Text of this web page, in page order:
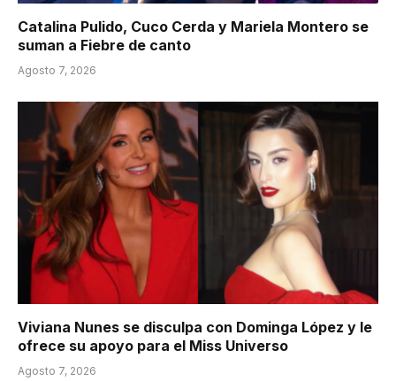
Catalina Pulido, Cuco Cerda y Mariela Montero se
suman a Fiebre de canto
Agosto 7, 2026
Viviana Nunes se disculpa con Dominga López y le
ofrece su apoyo para el Miss Universo
Agosto 7, 2026